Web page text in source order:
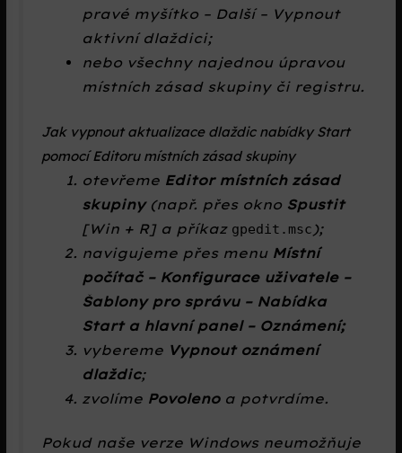
pravé myšítko – Další – Vypnout
aktivní dlaždici;
nebo všechny najednou úpravou
místních zásad skupiny či registru.
Jak vypnout aktualizace dlaždic nabídky Start
pomocí Editoru místních zásad skupiny
otevřeme Editor místních zásad
skupiny(např. přes okno Spustit
[Win + R] a příkaz gpedit.msc );
navigujeme přes menu Místní
počítač – Konfigurace uživatele –
Šablony pro správu – Nabídka
Start a hlavní panel – Oznámení;
vybereme Vypnout oznámení
dlaždic;
zvolíme Povoleno a potvrdíme.
Pokud naše verze Windows neumožňuje